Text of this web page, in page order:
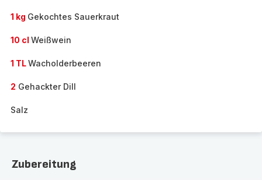
1 kg Gekochtes Sauerkraut
10 cl Weißwein
1 TLWacholderbeeren
2 Gehackter Dill
Salz
Zubereitung